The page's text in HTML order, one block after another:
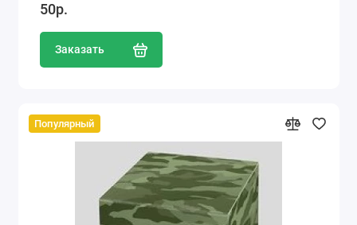
50р.
Заказать
Популярный